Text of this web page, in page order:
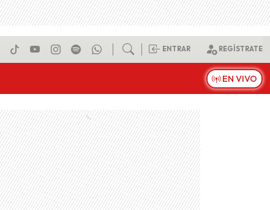
ENTRAR REGÍSTRATE
EN VIVO